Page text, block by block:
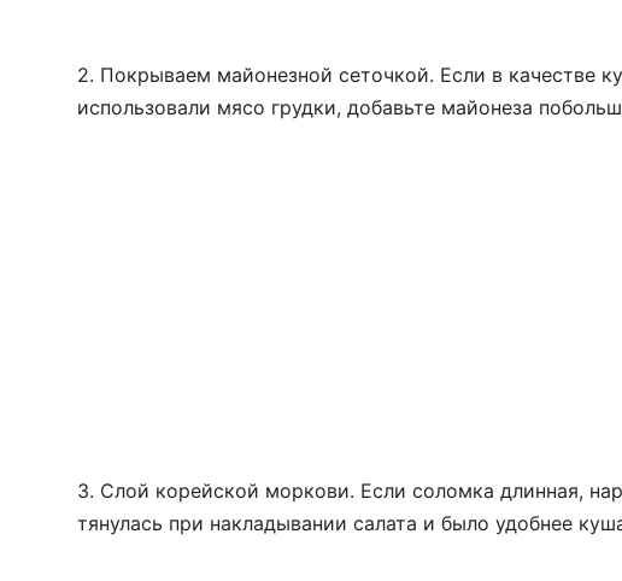
2. Покрываем майонезной сеточкой. Если в качестве
использовали мясо грудки, добавьте майонеза
3. Слой корейской моркови. Если соломка длинная,
тянулась при накладывании салата и было удобнее